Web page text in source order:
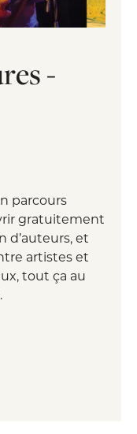
-
parcours
gratuitement
d’auteurs, et
artistes et
tout ça au